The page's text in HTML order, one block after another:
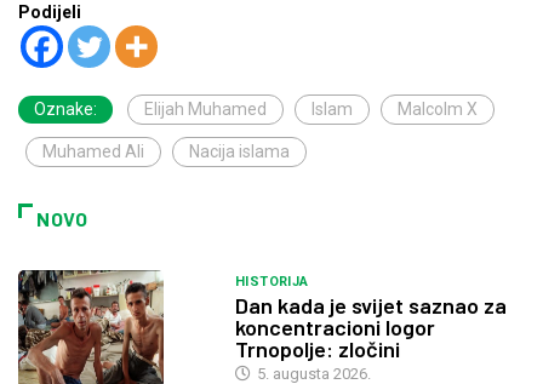
Podijeli
Oznake: Elijah Muhamed Islam Malcolm X
Muhamed Ali Nacija islama
NOVO
HISTORIJA
Dan kada je svijet saznao za
koncentracioni logor
Trnopolje: zločini
5. augusta 2026.